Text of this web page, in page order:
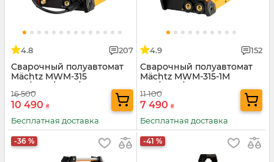
4.8 207
Сварочный полуавтомат
Mächtz MWM-315
MIG/MAG/MMA/TIG
16 500
10 490 ₴
Бесплатная доставка
4.9 152
Сварочный полуавтомат
Mächtz MWM-315-1M
MIG/MAG/MMA
11 100
7 490 ₴
Бесплатная доставка
-36 % -41 %